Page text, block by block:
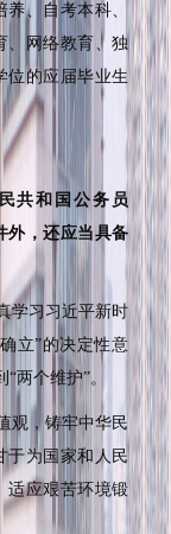
、自考本科、
、网络教育、独
位的应届毕业生
共和国公务员
外，还应当具备
学习习近平新时
立”的决定性意
两个维护”。
观，铸牢中华民
于为国家和人民
适应艰苦环境锻